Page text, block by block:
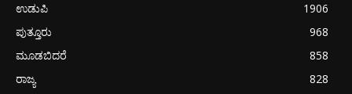
ಉಡುಪಿ
1906
ಪುತ್ತೂರು
968
ಮೂಡಬಿದರೆ
858
ರಾಜ್ಯ
828